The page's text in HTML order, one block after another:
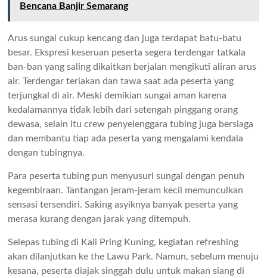
Bencana Banjir Semarang
Arus sungai cukup kencang dan juga terdapat batu-batu
besar. Ekspresi keseruan peserta segera terdengar tatkala
ban-ban yang saling dikaitkan berjalan mengikuti aliran arus
air. Terdengar teriakan dan tawa saat ada peserta yang
terjungkal di air. Meski demikian sungai aman karena
kedalamannya tidak lebih dari setengah pinggang orang
dewasa, selain itu crew penyelenggara tubing juga bersiaga
dan membantu tiap ada peserta yang mengalami kendala
dengan tubingnya.
Para peserta tubing pun menyusuri sungai dengan penuh
kegembiraan. Tantangan jeram-jeram kecil memunculkan
sensasi tersendiri. Saking asyiknya banyak peserta yang
merasa kurang dengan jarak yang ditempuh.
Selepas tubing di Kali Pring Kuning, kegiatan refreshing
akan dilanjutkan ke the Lawu Park. Namun, sebelum menuju
kesana, peserta diajak singgah dulu untuk makan siang di